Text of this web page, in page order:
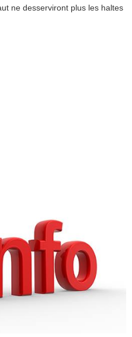
ne desserviront plus les haltes